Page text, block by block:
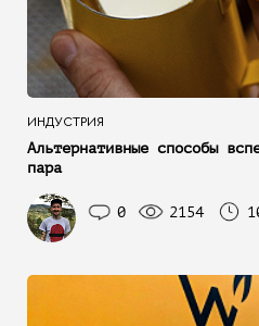
ИНДУСТРИЯ
Альтернативные способы
пара
0 2154